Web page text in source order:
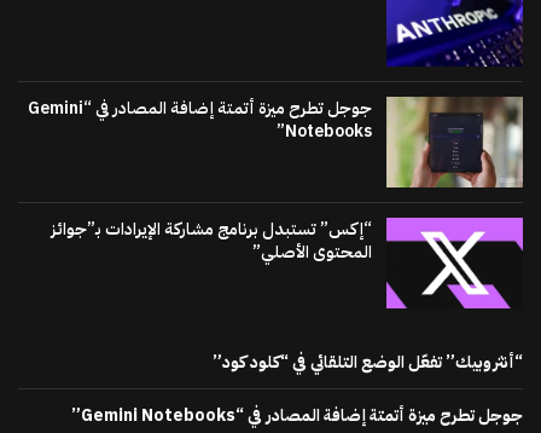
جوجل تطرح ميزة أتمتة إضافة المصادر في “Gemini
Notebooks”
“إكس” تستبدل برنامج مشاركة الإيرادات بـ”جوائز
المحتوى الأصلي”
“أنثروبيك” تفعّل الوضع التلقائي في “كلود كود”
جوجل تطرح ميزة أتمتة إضافة المصادر في “Gemini Notebooks”